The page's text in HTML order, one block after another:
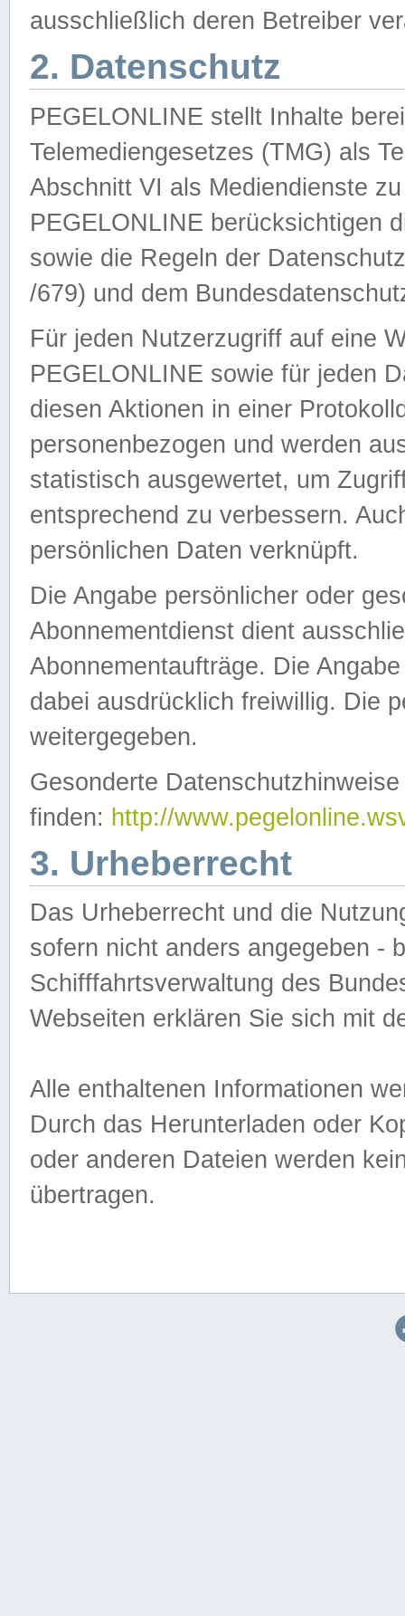
ausschließlich deren Betreiber
2. Datenschutz
PEGELONLINE stellt Inhalte
Telemediengesetzes (TMG) als
Abschnitt VI als Mediendienste
PEGELONLINE berücksichtigen
sowie die Regeln der
/679) und dem
Für jeden Nutzerzugriff auf eine
PEGELONLINE sowie für jeden
diesen Aktionen in einer
personenbezogen und werden
statistisch ausgewertet, um
entsprechend zu verbessern.
persönlichen Daten verknüpft.
Die Angabe persönlicher oder
Abonnementdienst dient
Abonnementaufträge. Die
dabei ausdrücklich freiwillig. Die
weitergegeben.
Gesonderte
finden: http://
3. Urheberrecht
Das Urheberrecht und die
sofern nicht anders angegeben -
Schifffahrtsverwaltung des
Webseiten erklären Sie sich mit
Alle enthaltenen Informationen
Durch das Herunterladen oder
oder anderen Dateien werden
übertragen.